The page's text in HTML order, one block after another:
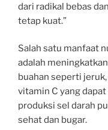
dari radikal bebas
tetap kuat.”
Salah satu manfaat
adalah
buahan seperti
vitamin C yang
produksi sel darah
sehat dan bugar.